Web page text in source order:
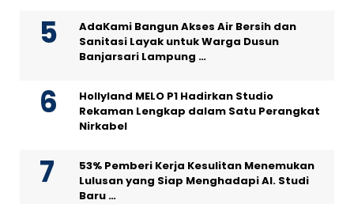
AdaKami Bangun Akses Air Bersih dan
Sanitasi Layak untuk Warga Dusun
Banjarsari Lampung …
Hollyland MELO P1 Hadirkan Studio
Rekaman Lengkap dalam Satu Perangkat
Nirkabel
53% Pemberi Kerja Kesulitan Menemukan
Lulusan yang Siap Menghadapi AI. Studi
Baru …